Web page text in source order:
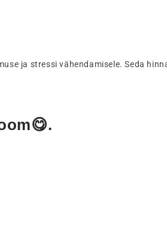
ja stressi vähendamisele. Seda
😋.